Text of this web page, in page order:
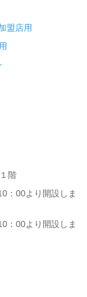
盟店用
階
：00より開設しま
：00より開設しま